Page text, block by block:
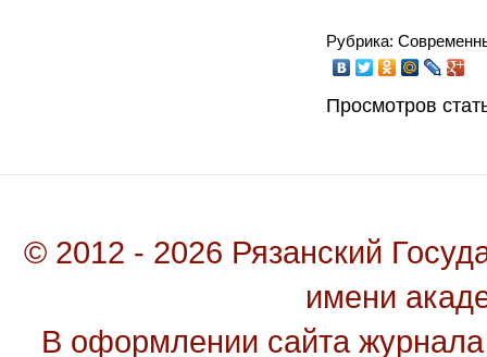
Рубрика:
Просмотров
© 2012 - 2026 Рязанский
имени
В оформлении сайта